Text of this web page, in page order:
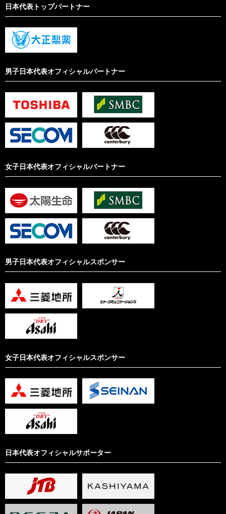
日本代表トップパートナー
男子日本代表オフィシャルパートナー
女子日本代表オフィシャルパートナー
男子日本代表オフィシャルスポンサー
女子日本代表オフィシャルスポンサー
日本代表オフィシャルサポーター